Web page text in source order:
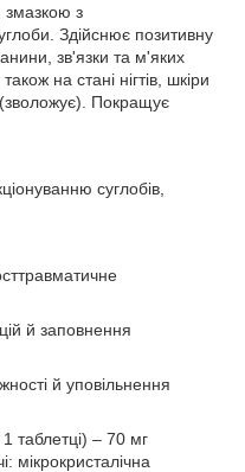
змазкою з
Здійснює позитивну
зв'язки та м'яких
на стані нігтів, шкіри
(зволожує). Покращує
суглобів,
й заповнення
й уповільнення
1 таблетці) – 70 мг
мікрокристалічна